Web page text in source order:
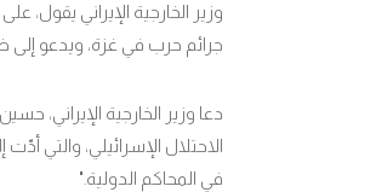
وزير الخارجية الإيراني يقول،
جرائم حرب في غزة، ويدعو إلى
دعا وزير الخارجية الإيراني،
في المحاكم الدولية".